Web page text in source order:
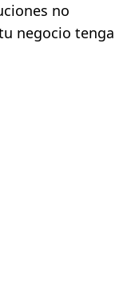
no
negocio tenga